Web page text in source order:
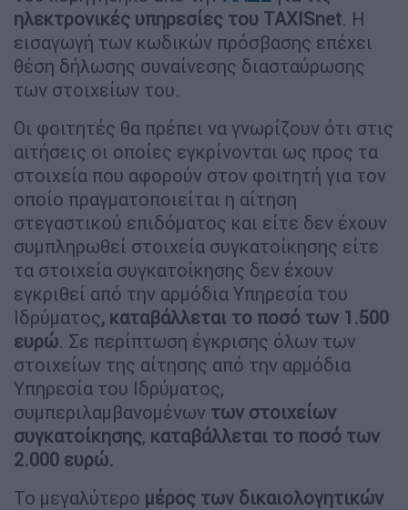
ηλεκτρονικές υπηρεσίες του TAXISnet. Η
εισαγωγή των κωδικών πρόσβασης επέχει
θέση δήλωσης συναίνεσης διασταύρωσης
των στοιχείων του.
Οι φοιτητές θα πρέπει να γνωρίζουν ότι στις
αιτήσεις οι οποίες εγκρίνονται ως προς τα
στοιχεία που αφορούν στον φοιτητή για τον
οποίο πραγματοποιείται η αίτηση
στεγαστικού επιδόματος και είτε δεν έχουν
συμπληρωθεί στοιχεία συγκατοίκησης είτε
τα στοιχεία συγκατοίκησης δεν έχουν
εγκριθεί από την αρμόδια Υπηρεσία του
Ιδρύματος, καταβάλλεται το ποσό των 1.500
ευρώ. Σε περίπτωση έγκρισης όλων των
στοιχείων της αίτησης από την αρμόδια
Υπηρεσία του Ιδρύματος,
συμπεριλαμβανομένων των στοιχείων
συγκατοίκησης, καταβάλλεται το ποσό των
2.000 ευρώ.
Το μεγαλύτερο μέρος των δικαιολογητικών